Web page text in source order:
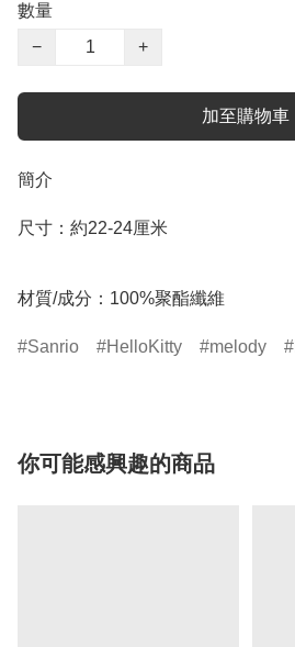
數量
−
+
加至購物車
簡介
尺寸：約22-24厘米
材質/成分：100%聚酯纖維
Sanrio HelloKitty melody
你可能感興趣的商品